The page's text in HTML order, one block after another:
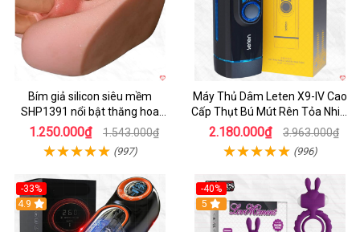
Bím giả silicon siêu mềm
SHP1391 nổi bật thăng hoa
hoàn hảo
1.250.000₫ 1.543.000₫
(997)
Máy Thủ Dâm Leten X9-IV Cao
Cấp Thụt Bú Mút Rên Tỏa Nhiệt
Sạc Pin
2.180.000₫ 3.963.000₫
(996)
-33%
Hot
4.9
-40%
5